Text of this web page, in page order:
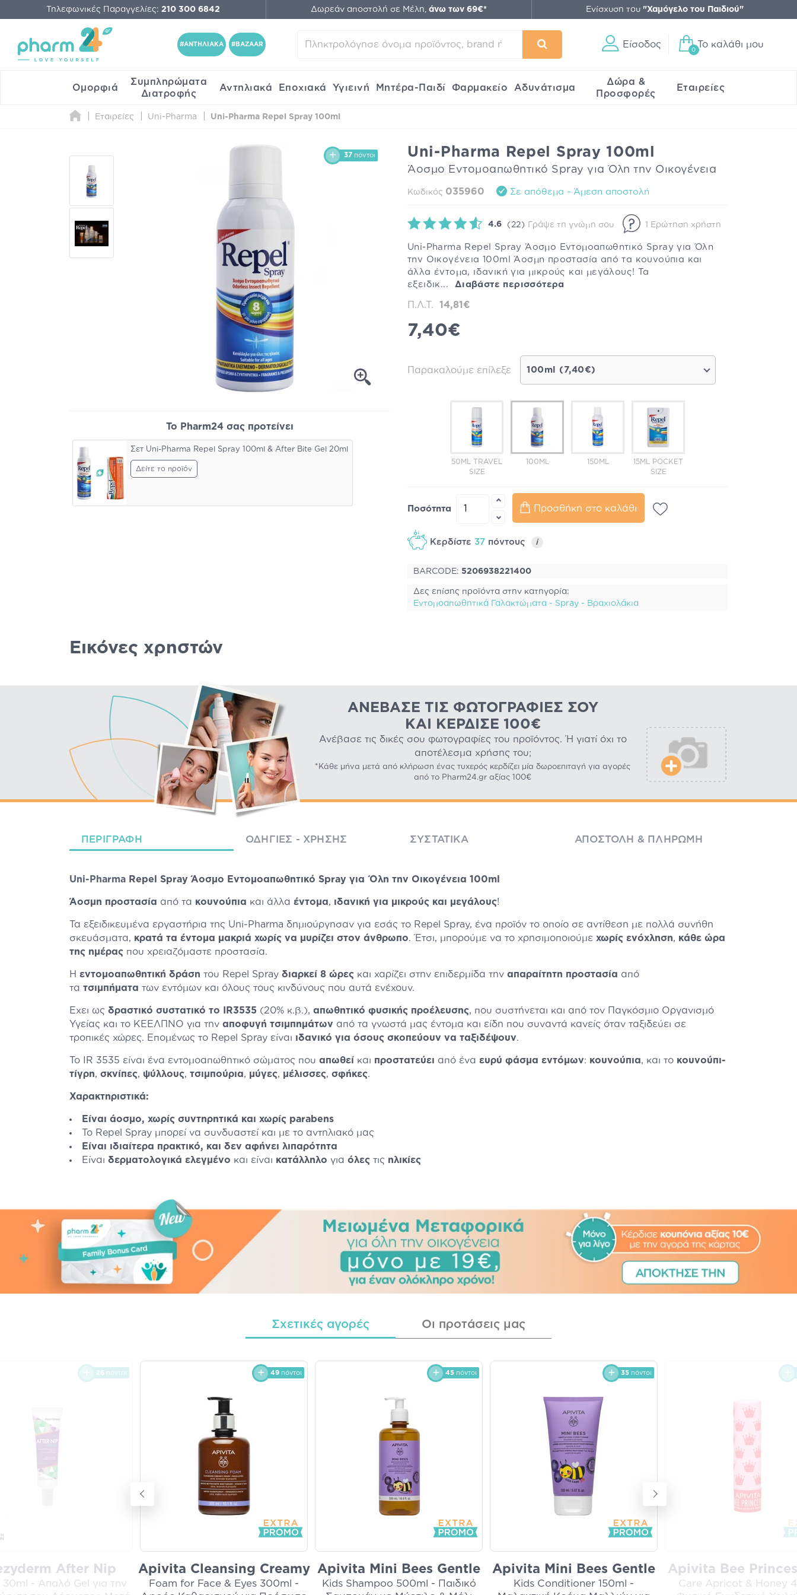
Τηλεφωνικές Παραγγελίες: 210 300 6842 Δωρεάν αποστολή σε Μέλη, άνω των 69€* Ενίσχυση του "Χαμόγελο του Παιδιού"
#ΑΝΤΗΛΙΑΚΑ #BAZAAR Είσοδος
0
Το καλάθι μου
Ομορφιά
Συμπληρώματα
Διατροφής
Αντηλιακά Εποχιακά Υγιεινή Μητέρα-Παιδί Φαρμακείο Αδυνάτισμα
Δώρα &
Προσφορές
Εταιρείες
Εταιρείες Uni-Pharma Uni-Pharma Repel Spray 100ml
37 πόντοι
Το Pharm24 σας προτείνει
Σετ Uni-Pharma Repel Spray 100ml & After Bite Gel 20ml
Δείτε το προϊόν
Uni-Pharma Repel Spray 100ml
Άοσμο Εντομοαπωθητικό Spray για Όλη την Οικογένεια
Κωδικός 035960 Σε απόθεμα - Άμεση αποστολή
4.6 (22) Γράψε τη γνώμη σου 1 Ερώτηση χρήστη
Uni-Pharma Repel Spray Άοσμο Εντομοαπωθητικό Spray για Όλη
την Οικογένεια 100ml Άοσμη προστασία από τα κουνούπια και
άλλα έντομα, ιδανική για μικρούς και μεγάλους! Τα
εξειδικ... Διαβάστε περισσότερα
Π.Λ.Τ. 14,81€
7,40€
Παρακαλούμε επίλεξε 100ml (7,40€)
50ML TRAVEL
SIZE
100ML 150ML
15ML POCKET
SIZE
Ποσότητα Προσθήκη στο καλάθι
Κερδίστε 37 πόντους i
BARCODE: 5206938221400
Δες επίσης προϊόντα στην κατηγορία:
Εντομοαπωθητικά Γαλακτώματα - Spray - Βραχιολάκια
Εικόνες χρηστών
ΑΝΈΒΑΣΕ ΤΙΣ ΦΩΤΟΓΡΑΦΊΕΣ ΣΟΥ
ΚΑΙ ΚΈΡΔΙΣΕ 100€
Ανέβασε τις δικές σου φωτογραφίες του προϊόντος. Ή γιατί όχι το
αποτέλεσμα χρήσης του;
*Κάθε μήνα μετά από κλήρωση ένας τυχερός κερδίζει μία δωροεπιταγή για αγορές
από το Pharm24.gr αξίας 100€
ΠΕΡΙΓΡΑΦΉ ΟΔΗΓΊΕΣ - ΧΡΉΣΗΣ ΣΥΣΤΑΤΙΚΆ ΑΠΟΣΤΟΛΉ & ΠΛΗΡΩΜΉ
Uni-Pharma Repel Spray Άοσμο Εντομοαπωθητικό Spray για Όλη την Οικογένεια 100ml
Άοσμη προστασία από τα κουνούπια και άλλα έντομα, ιδανική για μικρούς και μεγάλους!
Τα εξειδικευμένα εργαστήρια της Uni-Pharma δημιούργησαν για εσάς το Repel Spray, ένα προϊόν το οποίο σε αντίθεση με πολλά συνήθη
σκευάσματα, κρατά τα έντομα μακριά χωρίς να μυρίζει στον άνθρωπο. Έτσι, μπορούμε να το χρησιμοποιούμε χωρίς ενόχληση, κάθε ώρα
της ημέρας που χρειαζόμαστε προστασία.
Η εντομοαπωθητική δράση του Repel Spray διαρκεί 8 ώρες και χαρίζει στην επιδερμίδα την απαραίτητη προστασία από
τα τσιμπήματα των εντόμων και όλους τους κινδύνους που αυτά ενέχουν.
Έχει ως δραστικό συστατικό το IR3535 (20% κ.β.), απωθητικό φυσικής προέλευσης, που συστήνεται και από τον Παγκόσμιο Οργανισμό
Υγείας και το ΚΕΕΛΠΝΟ για την αποφυγή τσιμπημάτων από τα γνωστά μας έντομα και είδη που συναντά κανείς όταν ταξιδεύει σε
τροπικές χώρες. Επομένως το Repel Spray είναι ιδανικό για όσους σκοπεύουν να ταξιδέψουν.
Το IR 3535 είναι ένα εντομοαπωθητικό σώματος που απωθεί και προστατεύει από ένα ευρύ φάσμα εντόμων: κουνούπια, και το κουνούπι-
τίγρη, σκνίπες, ψύλλους, τσιμπούρια, μύγες, μέλισσες, σφήκες.
Χαρακτηριστικά:
Eίναι άοσμο, χωρίς συντηρητικά και χωρίς parabens
Το Repel Spray μπορεί να συνδυαστεί και με το αντηλιακό μας
Είναι ιδιαίτερα πρακτικό, και δεν αφήνει λιπαρότητα
Eίναι δερματολογικά ελεγμένο και είναι κατάλληλο για όλες τις ηλικίες
Σχετικές αγορές Οι προτάσεις μας
26 πόντοι
After Nip
30ml - Απαλό Gel για την
49 πόντοι
Apivita Cleansing Creamy
Foam for Face & Eyes 300ml -
45 πόντοι
Apivita Mini Bees Gentle
Kids Shampoo 500ml - Παιδικό
35 πόντοι
Apivita Mini Bees Gentle
Kids Conditioner 150ml -
Apivita Bee
Care Apricot & Honey